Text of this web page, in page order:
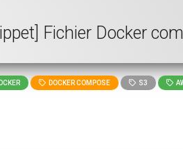
Fichier Docker
DOCKER COMPOSE S3